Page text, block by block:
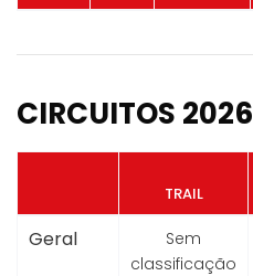
CIRCUITOS 2026
TRAIL
Geral
Sem
classificação